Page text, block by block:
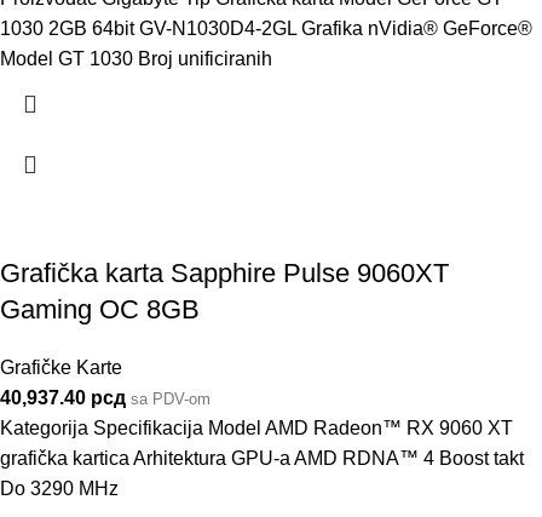
1030 2GB 64bit GV-N1030D4-2GL Grafika nVidia® GeForce®
Model GT 1030 Broj unificiranih
Grafička karta Sapphire Pulse 9060XT
Gaming OC 8GB
Grafičke Karte
40,937.40 рсд sa PDV-om
Kategorija Specifikacija Model AMD Radeon™ RX 9060 XT
grafička kartica Arhitektura GPU-a AMD RDNA™ 4 Boost takt
Do 3290 MHz